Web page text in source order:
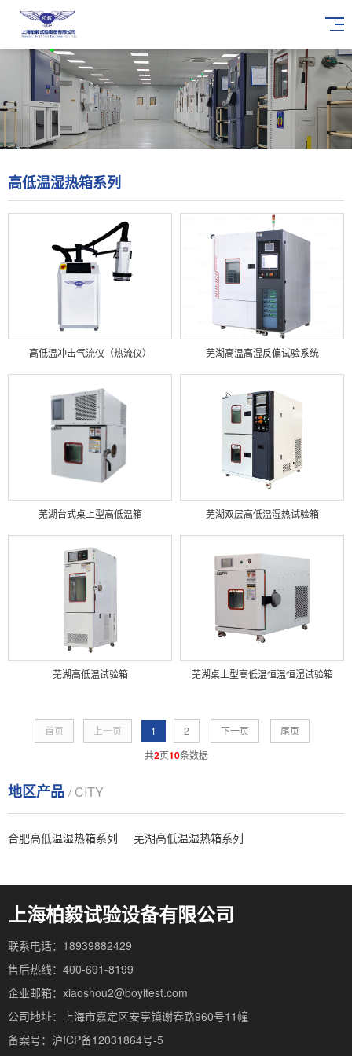
高低温湿热箱系列
高低温冲击气流仪（热流仪） 芜湖高温高湿反偏试验系统
芜湖台式桌上型高低温箱 芜湖双层高低温湿热试验箱
芜湖高低温试验箱 芜湖桌上型高低温恒温恒湿试验箱
首页 上一页 1 2 下一页
尾页
共2页10条数据
地区产品 / CITY
合肥高低温湿热箱系列 芜湖高低温湿热箱系列
上海柏毅试验设备有限公司
联系电话：18939882429
售后热线：400-691-8199
企业邮箱：xiaoshou2@boyitest.com
公司地址：上海市嘉定区安亭镇谢春路960号11幢
备案号：沪ICP备12031864号-5